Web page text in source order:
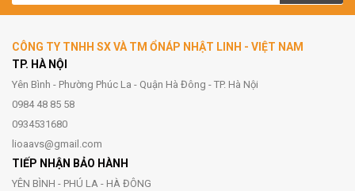
CÔNG TY TNHH SX VÀ TM ỔNÁP NHẬT LINH - VIỆT NAM
TP. HÀ NỘI
Yên Bình - Phường Phúc La - Quận Hà Đông - TP. Hà Nội
0984 48 85 58
0934531680
lioaavs@gmail.com
TIẾP NHẬN BẢO HÀNH
YÊN BÌNH - PHÚ LA - HÀ ĐÔNG